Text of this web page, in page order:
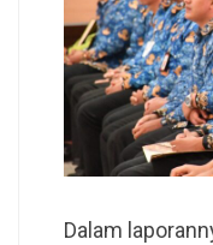
Dalam